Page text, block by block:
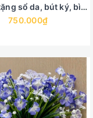
Set quà tặng sổ da, bút ký, bình giữ nhiệt cao cấp
750.000₫